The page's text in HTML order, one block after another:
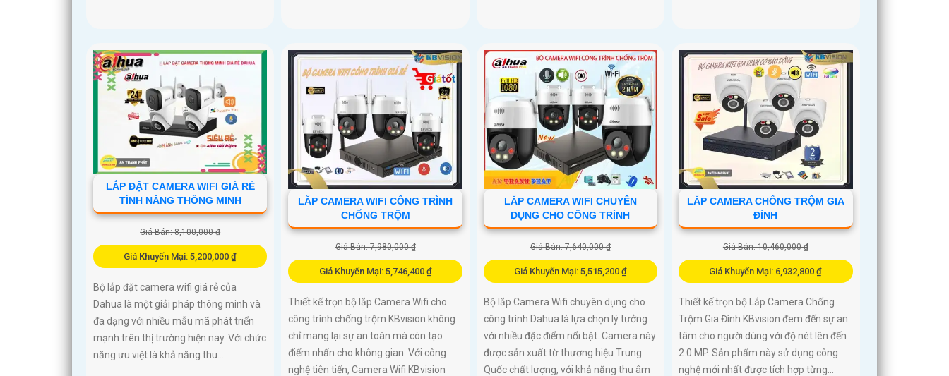
LẮP ĐẶT CAMERA WIFI GIÁ RẺ
TÍNH NĂNG THÔNG MINH
Giá Bán: 8,100,000 ₫
Giá Khuyến Mại: 5,200,000 ₫
Bộ lắp đặt camera wifi giá rẻ của
Dahua là một giải pháp thông minh và
đa dạng với nhiều mẫu mã phát triển
mạnh trên thị trường hiện nay. Với chức
năng ưu việt là khả năng thu...
LẮP CAMERA WIFI CÔNG TRÌNH
CHỐNG TRỘM
Giá Bán: 7,980,000 ₫
Giá Khuyến Mại: 5,746,400 ₫
Thiết kế trọn bộ lắp Camera Wifi cho
công trình chống trộm KBvision không
chỉ mang lại sự an toàn mà còn tạo
điểm nhấn cho không gian. Với công
nghệ tiên tiến, Camera Wifi KBvision
LẮP CAMERA WIFI CHUYÊN
DỤNG CHO CÔNG TRÌNH
Giá Bán: 7,640,000 ₫
Giá Khuyến Mại: 5,515,200 ₫
Bộ lắp Camera Wifi chuyên dụng cho
công trình Dahua là lựa chọn lý tưởng
với nhiều đặc điểm nổi bật. Camera này
được sản xuất từ thương hiệu Trung
Quốc chất lượng, với khả năng thu âm
LẮP CAMERA CHỐNG TRỘM GIA
ĐÌNH
Giá Bán: 10,460,000 ₫
Giá Khuyến Mại: 6,932,800 ₫
Thiết kế trọn bộ Lắp Camera Chống
Trộm Gia Đình KBvision đem đến sự an
tâm cho người dùng với độ nét lên đến
2.0 MP. Sản phẩm này sử dụng công
nghệ mới nhất được tích hợp từng...